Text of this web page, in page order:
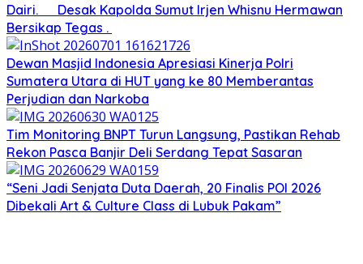
Dairi. Desak Kapolda Sumut Irjen Whisnu Hermawan
Bersikap Tegas .
Dewan Masjid Indonesia Apresiasi Kinerja Polri
Sumatera Utara di HUT yang ke 80 Memberantas
Perjudian dan Narkoba
Tim Monitoring BNPT Turun Langsung, Pastikan Rehab
Rekon Pasca Banjir Deli Serdang Tepat Sasaran
“Seni Jadi Senjata Duta Daerah, 20 Finalis POI 2026
Dibekali Art & Culture Class di Lubuk Pakam”